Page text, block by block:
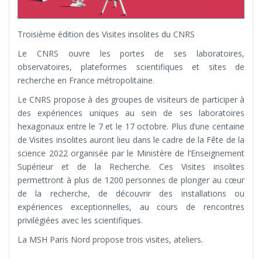
Troisième édition des Visites insolites du CNRS
Le CNRS ouvre les portes de ses laboratoires,
observatoires, plateformes scientifiques et sites de
recherche en France métropolitaine.
Le CNRS propose à des groupes de visiteurs de participer à
des expériences uniques au sein de ses laboratoires
hexagonaux entre le 7 et le 17 octobre. Plus d’une centaine
de Visites insolites auront lieu dans le cadre de la Fête de la
science 2022 organisée par le Ministère de l’Enseignement
Supérieur et de la Recherche. Ces Visites insolites
permettront à plus de 1200 personnes de plonger au cœur
de la recherche, de découvrir des installations ou
expériences exceptionnelles, au cours de rencontres
privilégiées avec les scientifiques.
La MSH Paris Nord propose trois visites, ateliers.